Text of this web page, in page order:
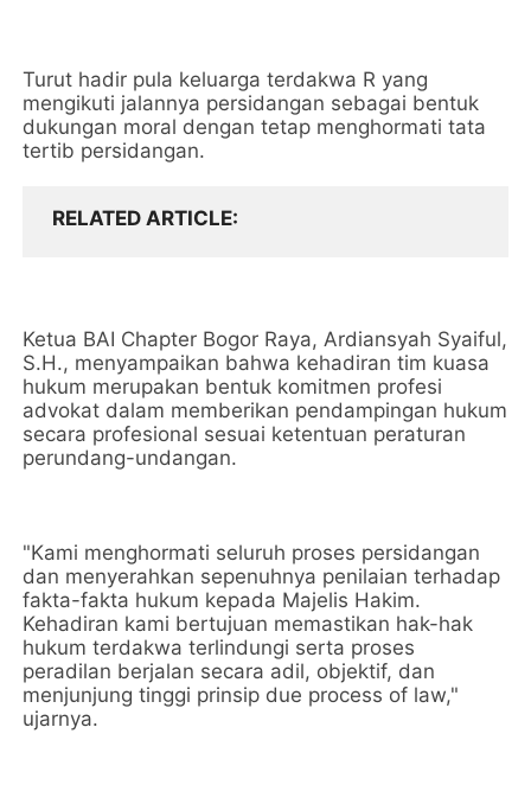
Turut hadir pula keluarga terdakwa R yang
mengikuti jalannya persidangan sebagai bentuk
dukungan moral dengan tetap menghormati tata
tertib persidangan.
RELATED ARTICLE
Ketua BAI Chapter Bogor Raya, Ardiansyah Syaiful,
S.H., menyampaikan bahwa kehadiran tim kuasa
hukum merupakan bentuk komitmen profesi
advokat dalam memberikan pendampingan hukum
secara profesional sesuai ketentuan peraturan
perundang-undangan.
"Kami menghormati seluruh proses persidangan
dan menyerahkan sepenuhnya penilaian terhadap
fakta-fakta hukum kepada Majelis Hakim.
Kehadiran kami bertujuan memastikan hak-hak
hukum terdakwa terlindungi serta proses
peradilan berjalan secara adil, objektif, dan
menjunjung tinggi prinsip due process of law,"
ujarnya.